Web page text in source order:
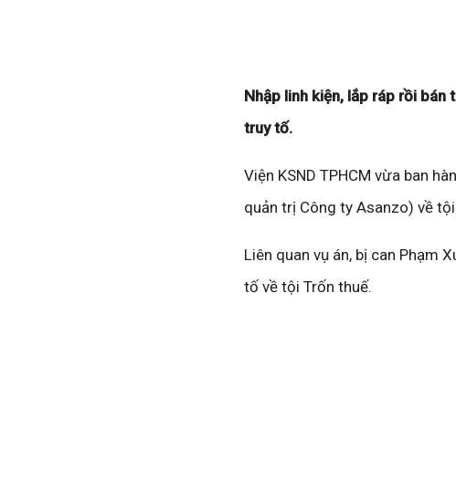
Nhập linh kiện, lắp ráp rồi bán
truy tố.
Viện KSND TPHCM vừa ban
quản trị Công ty Asanzo) về
Liên quan vụ án, bị can Phạm
tố về tội Trốn thuế.